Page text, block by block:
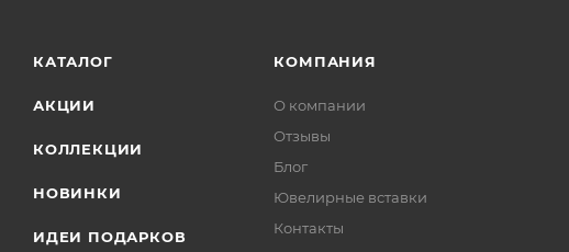
КАТАЛОГ
АКЦИИ
КОЛЛЕКЦИИ
НОВИНКИ
ИДЕИ ПОДАРКОВ
КОМПАНИЯ
О компании
Отзывы
Блог
Ювелирные вставки
Контакты